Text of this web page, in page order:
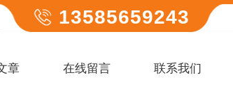
13585659243
章 在线留言 联系我们